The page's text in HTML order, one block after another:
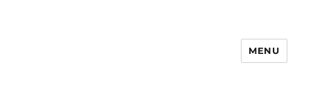
MENU